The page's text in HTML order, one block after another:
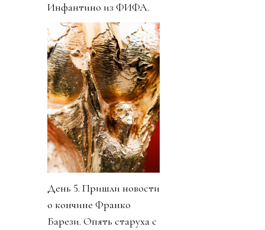
Инфантино из ФИФА.
День 5. Пришли новости
о кончине Франко
Барези. Опять старуха с